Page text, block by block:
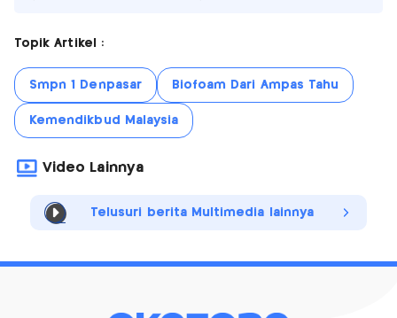
Topik Artikel :
Smpn 1 Denpasar Biofoam Dari Ampas Tahu
Kemendikbud Malaysia
Video Lainnya
Telusuri berita Multimedia lainnya